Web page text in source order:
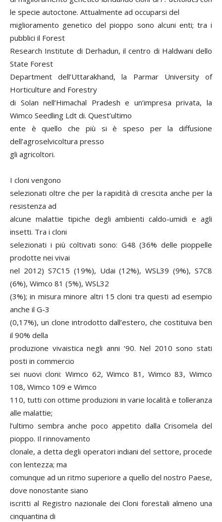
le specie autoctone. Attualmente ad occuparsi del
miglioramento genetico del pioppo sono alcuni enti; tra i
pubblici il Forest
Research Institute di Derhadun, il centro di Haldwani dello
State Forest
Department dell’Uttarakhand, la Parmar University of
Horticulture and Forestry
di Solan nell’Himachal Pradesh e un’impresa privata, la
Wimco Seedling Ldt di. Quest’ultimo
ente è quello che più si è speso per la diffusione
dell’agroselvicoltura presso
gli agricoltori.
I cloni vengono
selezionati oltre che per la rapidità di crescita anche per la
resistenza ad
alcune malattie tipiche degli ambienti caldo-umidi e agli
insetti. Tra i cloni
selezionati i più coltivati sono: G48 (36% delle pioppelle
prodotte nei vivai
nel 2012) S7C15 (19%), Udai (12%), WSL39 (9%), S7C8
(6%), Wimco 81 (5%), WSL32
(3%); in misura minore altri 15 cloni tra questi ad esempio
anche il G-3
(0,17%), un clone introdotto dall’estero, che costituiva ben
il 90% della
produzione vivaistica negli anni ‘90. Nel 2010 sono stati
posti in commercio
sei nuovi cloni: Wimco 62, Wimco 81, Wimco 83, Wimco
108, Wimco 109 e Wimco
110, tutti con ottime produzioni in varie località e tolleranza
alle malattie;
l’ultimo sembra anche poco appetito dalla Crisomela del
pioppo. Il rinnovamento
clonale, a detta degli operatori indiani del settore, procede
con lentezza; ma
comunque ad un ritmo superiore a quello del nostro Paese,
dove nonostante siano
iscritti al Registro nazionale dei Cloni forestali almeno una
cinquantina di